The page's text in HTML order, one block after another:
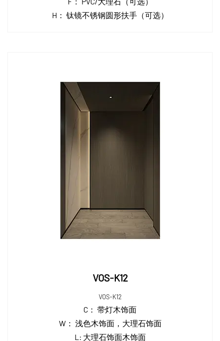
H： 钛镜不锈钢圆形扶手（可选）
VOS-K12
VOS-K12
C： 带灯木饰面
W： 浅色木饰面，大理石饰面
L: 大理石饰面木饰面